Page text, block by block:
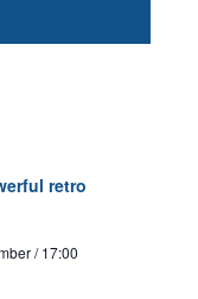
retro
/ 17:00